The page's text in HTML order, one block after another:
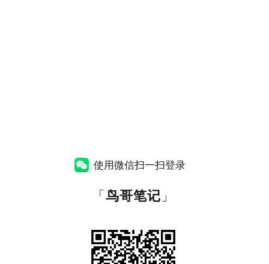
使用微信扫一扫登录
「鸟哥笔记 」